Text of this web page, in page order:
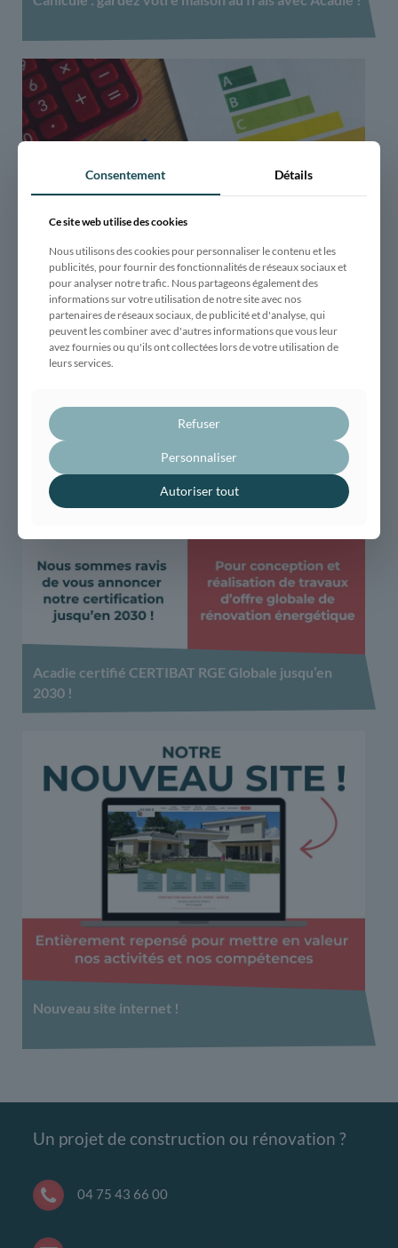
ACADIE, entreprise de rénovation énergétique
globale vous dit tout
Acadie certifié CERTIBAT RGE Globale jusqu’en
2030 !
Nouveau site internet !
Un projet de construction ou rénovation ?
04 75 43 66 00
Consentement Détails
Ce site web utilise des cookies
Nous utilisons des cookies pour personnaliser le contenu et les
publicités, pour fournir des fonctionnalités de réseaux sociaux et
pour analyser notre trafic. Nous partageons également des
informations sur votre utilisation de notre site avec nos
partenaires de réseaux sociaux, de publicité et d'analyse, qui
peuvent les combiner avec d'autres informations que vous leur
avez fournies ou qu'ils ont collectées lors de votre utilisation de
leurs services.
Refuser
Personnaliser
Autoriser tout